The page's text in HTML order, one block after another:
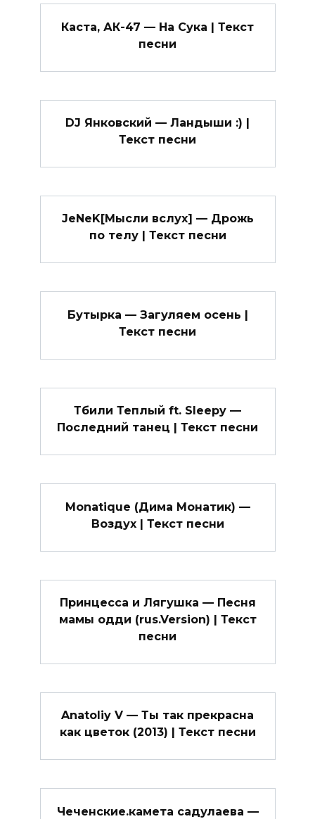
Каста, АК-47 — На Сука | Текст
песни
DJ Янковский — Ландыши :) |
Текст песни
JeNeK[Мысли вслух] — Дрожь
по телу | Текст песни
Бутырка — Загуляем осень |
Текст песни
Тбили Теплый ft. Sleepy —
Последний танец | Текст песни
Monatique (Дима Монатик) —
Воздух | Текст песни
Принцесса и Лягушка — Песня
мамы одди (rus.Version) | Текст
песни
Anatoliy V — Ты так прекрасна
как цветок (2013) | Текст песни
Чеченские.камета садулаева —